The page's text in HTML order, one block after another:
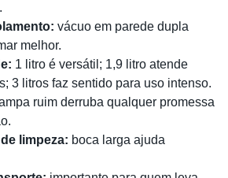
vácuo em parede dupla
melhor.
1 litro é versátil; 1,9 litro atende
3 litros faz sentido para uso intenso.
ruim derruba qualquer promessa
limpeza: boca larga ajuda